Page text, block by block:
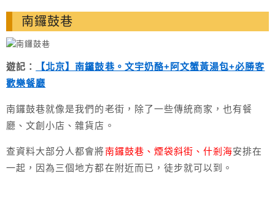
南鑼鼓巷
遊記：
【北京】南鑼鼓巷。文宇奶酪+阿文蟹黃湯包+必勝客
歡樂餐廳
南鑼鼓巷就像是我們的老街，除了一些傳統商家，也有餐
廳、文創小店、雜貨店。
查資料大部分人都會將南鑼鼓巷、煙袋斜街、什剎海安排在
一起，因為三個地方都在附近而已，徒步就可以到。